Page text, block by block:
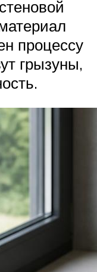
процессу
грызуны,